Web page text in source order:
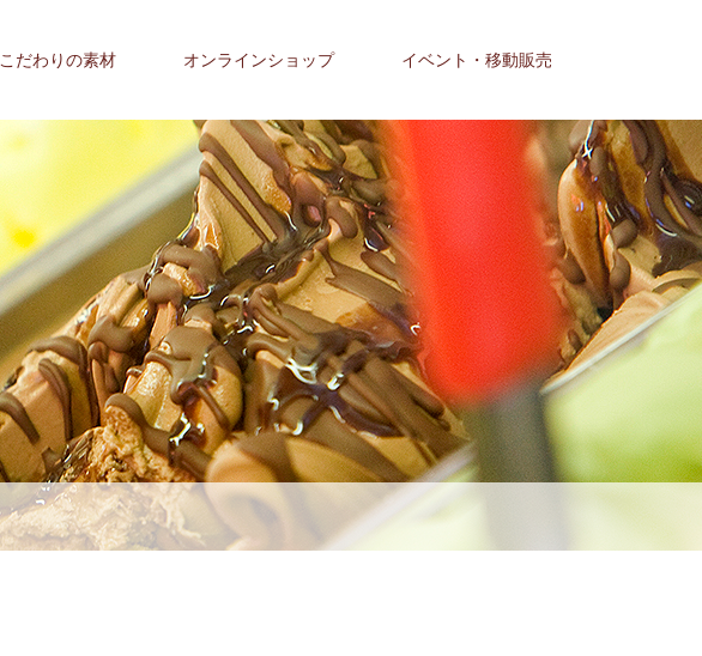
こだわりの素材 オンラインショップ イベント・移動販売